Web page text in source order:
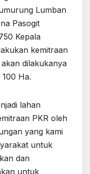
Lumban
Pasogit
Kepala
kemitraan
dilakukanya
Ha.
lahan
PKR oleh
yang kami
untuk
dan
untuk